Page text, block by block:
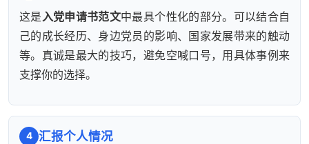
这是 入党申请书范文中最具个性化的部分。可以结合自
己的成长经历、身边党员的影响、国家发展带来的触动
等。真诚是最大的技巧，避免空喊口号，用具体事例来
支撑你的选择。
4 汇报个人情况